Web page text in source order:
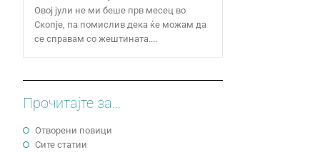
Овој јули не ми беше прв месец во
Скопје, па помислив дека ќе можам да
се справам со жештината....
Прочитајте за...
Отворени повици
Сите статии